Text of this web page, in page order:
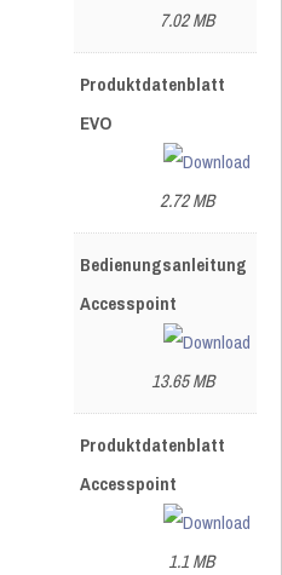
7.02 MB
Produktdatenblatt
EVO
2.72 MB
Bedienungsanleitung
Accesspoint
13.65 MB
Produktdatenblatt
Accesspoint
1.1 MB